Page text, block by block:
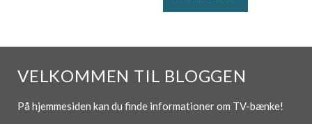
VELKOMMEN TIL BLOGGEN
På hjemmesiden kan du finde informationer om TV-bænke!